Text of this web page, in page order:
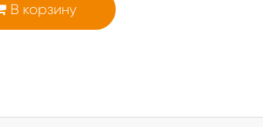
В корзину